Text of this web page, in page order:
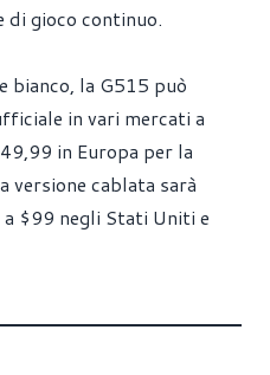
di gioco continuo.
bianco, la G515 può
in vari mercati a
in Europa per la
versione cablata sarà
$99 negli Stati Uniti e